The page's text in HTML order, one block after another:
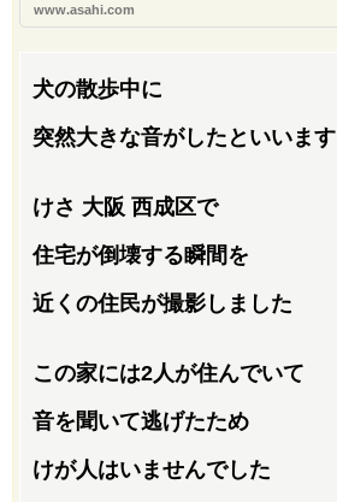
www.asahi.com
犬の散歩中に
突然大きな音がしたといいます
けさ 大阪 西成区で
住宅が倒壊する瞬間を
近くの住民が撮影しました
この家には2人が住んでいて
音を聞いて逃げたため
けが人はいませんでした